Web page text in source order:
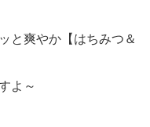
と爽やか【はちみつ＆
よ～